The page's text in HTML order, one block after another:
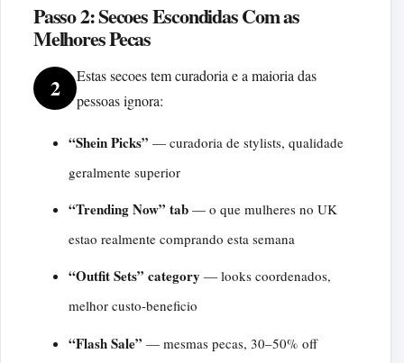
Passo 2: Secoes Escondidas Com as
Melhores Pecas
2
Estas secoes tem curadoria e a maioria das
pessoas ignora:
“Shein Picks” — curadoria de stylists, qualidade
geralmente superior
“Trending Now” tab— o que mulheres no UK
estao realmente comprando esta semana
“Outfit Sets” category — looks coordenados,
melhor custo-beneficio
“Flash Sale” — mesmas pecas, 30–50% off